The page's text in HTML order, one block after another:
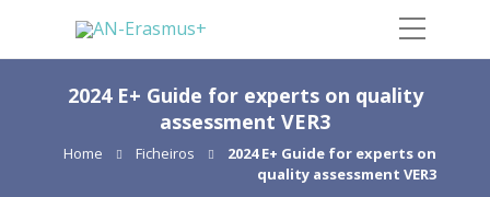
2024 E+ Guide for experts on quality
assessment VER3
Home Ficheiros
2024 E+ Guide for experts on
quality assessment VER3